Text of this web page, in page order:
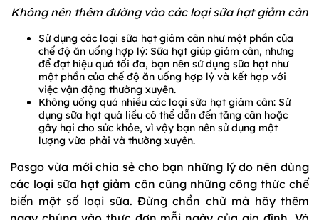
Không nên thêm đường vào các loại sữa hạt giảm cân
Sử dụng các loại sữa hạt giảm cân như một phần của
chế độ ăn uống hợp lý: Sữa hạt giúp giảm cân, nhưng
để đạt hiệu quả tối đa, bạn nên sử dụng sữa hạt như
một phần của chế độ ăn uống hợp lý và kết hợp với
việc vận động thường xuyên.
Không uống quá nhiều các loại sữa hạt giảm cân: Sử
dụng sữa hạt quá liều có thể dẫn đến tăng cân hoặc
gây hại cho sức khỏe, vì vậy bạn nên sử dụng một
lượng vừa phải và thường xuyên.
Pasgo vừa mới chia sẻ cho bạn những lý do nên dùng
các loại sữa hạt giảm cân cũng những công thức chế
biến một số loại sữa. Đừng chần chừ mà hãy thêm